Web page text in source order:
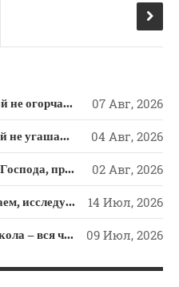
РАЗМЫШЛЕНИЯ: Дух Святой не огорчайте и не оскорбляйте! 07 Авг, 2026
РАЗМЫШЛЕНИЕ: Дух Святой не угашайте! 04 Авг, 2026
СЛОВО из СЛОВА – «Ищите Господа, призывайте Его» (Исаии 55) 02 Авг, 2026
СЛОВО из СЛОВА – «Испытаем, исследуем пути свои и обратимся к Господу» 14 Июл, 2026
РАЗМЫШЛЕНИЯ: «Божья школа – вся человеческая жизнь» 09 Июл, 2026